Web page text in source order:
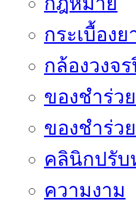
กระเบื้องย
กล้องวงจ
ของชำร่ว
ของชำร่ว
คลินิกปรับ
ความงาม